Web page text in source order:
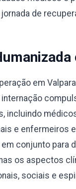
de
em
incluindo
e enfermeiros
conjunto para
os aspectos
sociais e